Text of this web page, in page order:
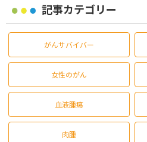
記事カテゴリー
がんサバイバー
女性のがん
血液腫瘍
肉腫